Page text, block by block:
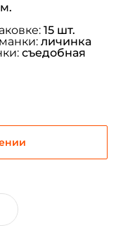
15 шт.
личинка
съедобная